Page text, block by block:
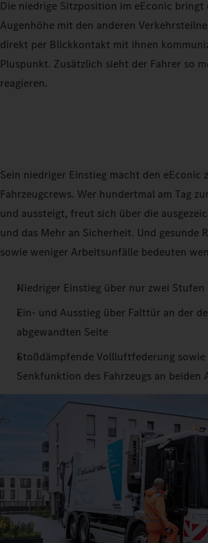
Die niedrige Sitzposition im eEconic bringt
Augenhöhe mit den anderen
direkt per Blickkontakt mit ihnen
Pluspunkt. Zusätzlich sieht der Fahrer so
reagieren.
Sein niedriger Einstieg macht den eEconic
Fahrzeugcrews. Wer hundertmal am Tag
und aussteigt, freut sich über die
und das Mehr an Sicherheit. Und gesunde
sowie weniger Arbeitsunfälle bedeuten
Niedriger Einstieg über nur zwei Stufen
Ein- und Ausstieg über Falttür an der
abgewandten Seite
Stoßdämpfende Vollluftfederung sowie
Senkfunktion des Fahrzeugs an beiden